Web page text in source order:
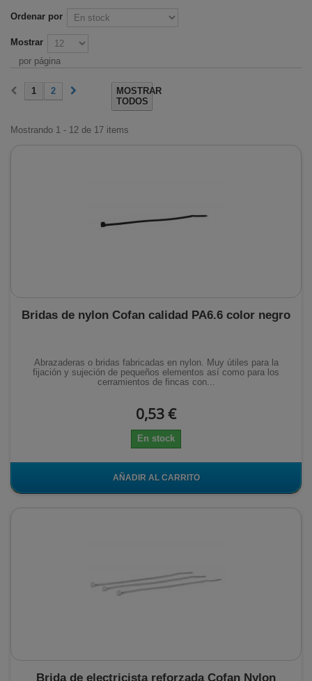
Ordenar por
Mostrar
por página
MOSTRAR
TODOS
1 2
Mostrando 1 - 12 de 17 items
Bridas de nylon Cofan calidad PA6.6 color negro
Abrazaderas o bridas fabricadas en nylon. Muy útiles para la
fijación y sujeción de pequeños elementos así como para los
cerramientos de fincas con...
0,53 €
En stock
AÑADIR AL CARRITO
Brida de electricista reforzada Cofan Nylon